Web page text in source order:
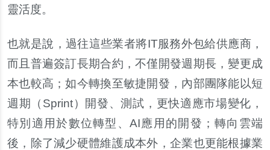
靈活度。
也就是說，過往這些業者將IT服務外包給供應商，
而且普遍簽訂長期合約，不僅開發週期長，變更成
本也較高；如今轉換至敏捷開發，內部團隊能以短
週期（Sprint）開發、測試，更快適應市場變化，
特別適用於數位轉型、AI應用的開發；轉向雲端
後，除了減少硬體維護成本外，企業也更能根據業